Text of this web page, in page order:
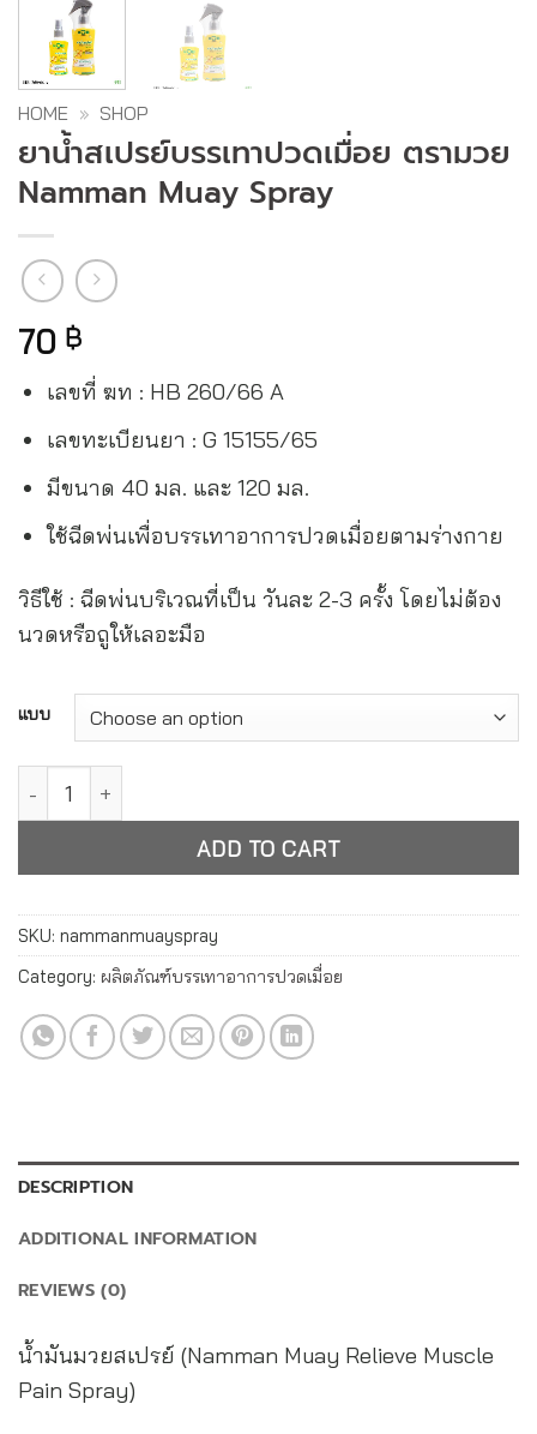
HOME » SHOP
ยาน้ำสเปรย์บรรเทาปวดเมื่อย ตรามวย
Namman Muay Spray
70 ฿
เลขที่ ฆท : HB 260/66 A
เลขทะเบียนยา : G 15155/65
มีขนาด 40 มล. และ 120 มล.
ใช้ฉีดพ่นเพื่อบรรเทาอาการปวดเมื่อยตามร่างกาย
วิธีใช้ : ฉีดพ่นบริเวณที่เป็น วันละ 2-3 ครั้ง โดยไม่ต้อง
นวดหรือถูให้เลอะมือ
แบบ
ยาน้ำสเปรย์บรรเทาปวดเมื่อย ตรามวย Namman Muay Spray
ADD TO CART
Alternative:
SKU: nammanmuayspray
Category: ผลิตภัณฑ์บรรเทาอาการปวดเมื่อย
DESCRIPTION
ADDITIONAL INFORMATION
REVIEWS (0)
น้ำมันมวยสเปรย์ (Namman Muay Relieve Muscle
Pain Spray)